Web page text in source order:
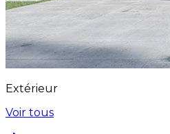
Extérieur
Voir tous